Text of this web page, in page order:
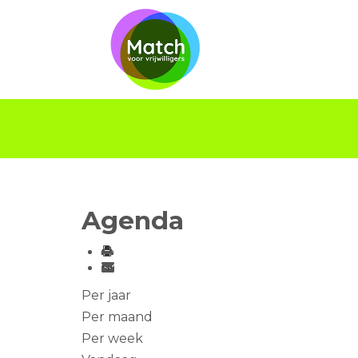
Agenda
Per jaar
Per maand
Per week